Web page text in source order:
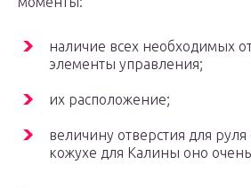
наличие всех необходимых
элементы управления;
их расположение;
величину отверстия для
кожухе для Калины оно